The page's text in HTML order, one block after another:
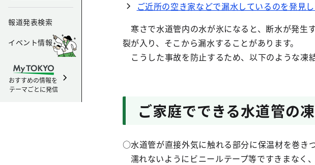
報道発表検索
イベント情報
おすすめの情報を
テーマごとに発信
ご近所の空き家などで漏水しているのを発見
寒さで水道管内の水が氷になると、断水が発生
裂が入り、そこから漏水することがあります。
こうした事故を防止するため、以下のような凍
ご家庭でできる水道管の
○水道管が直接外気に触れる部分に保温材を巻き
濡れないようにビニールテープ等ですきまなく